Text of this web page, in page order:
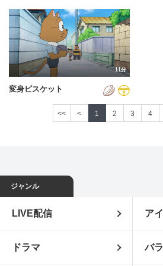
11分
変身ビスケット
<< < 1 2 3 4
ジャンル
LIVE配信 ア
ドラマ バ